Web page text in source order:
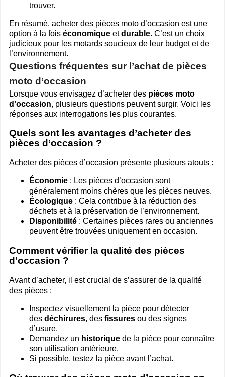
trouver.
En résumé, acheter des pièces moto d’occasion est une
option à la fois économique etdurable. C’est un choix
judicieux pour les motards soucieux de leur budget et de
l’environnement.
Questions fréquentes sur l’achat de pièces
moto d’occasion
Lorsque vous envisagez d’acheter des pièces moto
d’occasion, plusieurs questions peuvent surgir. Voici les
réponses aux interrogations les plus courantes.
Quels sont les avantages d’acheter des
pièces d’occasion ?
Acheter des pièces d’occasion présente plusieurs atouts :
Économie : Les pièces d’occasion sont
généralement moins chères que les pièces neuves.
Écologique : Cela contribue à la réduction des
déchets et à la préservation de l’environnement.
Disponibilité : Certaines pièces rares ou anciennes
peuvent être trouvées uniquement en occasion.
Comment vérifier la qualité des pièces
d’occasion ?
Avant d’acheter, il est crucial de s’assurer de la qualité
des pièces :
Inspectez visuellement la pièce pour détecter
des déchirures, des fissures ou des signes
d’usure.
Demandez un historique de la pièce pour connaître
son utilisation antérieure.
Si possible, testez la pièce avant l’achat.